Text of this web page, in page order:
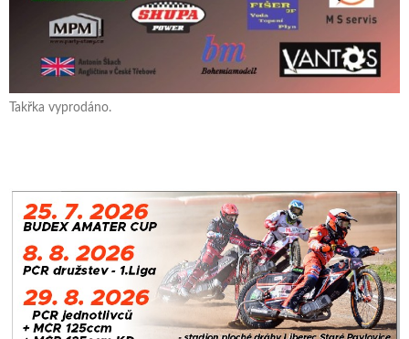
Takřka vyprodáno.